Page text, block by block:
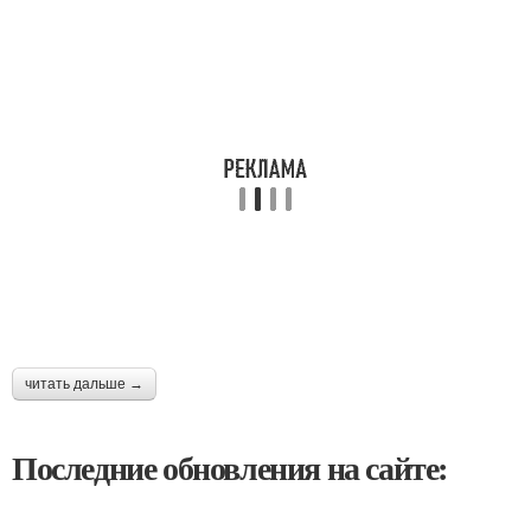
читать дальше →
Последние обновления на сайте: